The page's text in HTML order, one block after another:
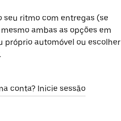
ritmo com entregas (se
ambas as opções em
próprio automóvel ou escolher
conta? Inicie sessão